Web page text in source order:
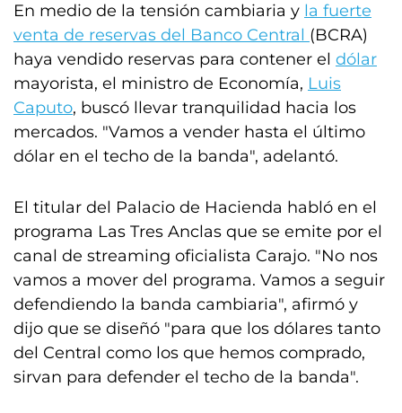
En medio de la tensión cambiaria y la fuerte
venta de reservas del Banco Central (BCRA)
haya vendido reservas para contener el dólar
mayorista, el ministro de Economía, Luis
Caputo, buscó llevar tranquilidad hacia los
mercados. "Vamos a vender hasta el último
dólar en el techo de la banda", adelantó.
El titular del Palacio de Hacienda habló en el
programa Las Tres Anclas que se emite por el
canal de streaming oficialista Carajo. "No nos
vamos a mover del programa. Vamos a seguir
defendiendo la banda cambiaria", afirmó y
dijo que se diseñó "para que los dólares tanto
del Central como los que hemos comprado,
sirvan para defender el techo de la banda".